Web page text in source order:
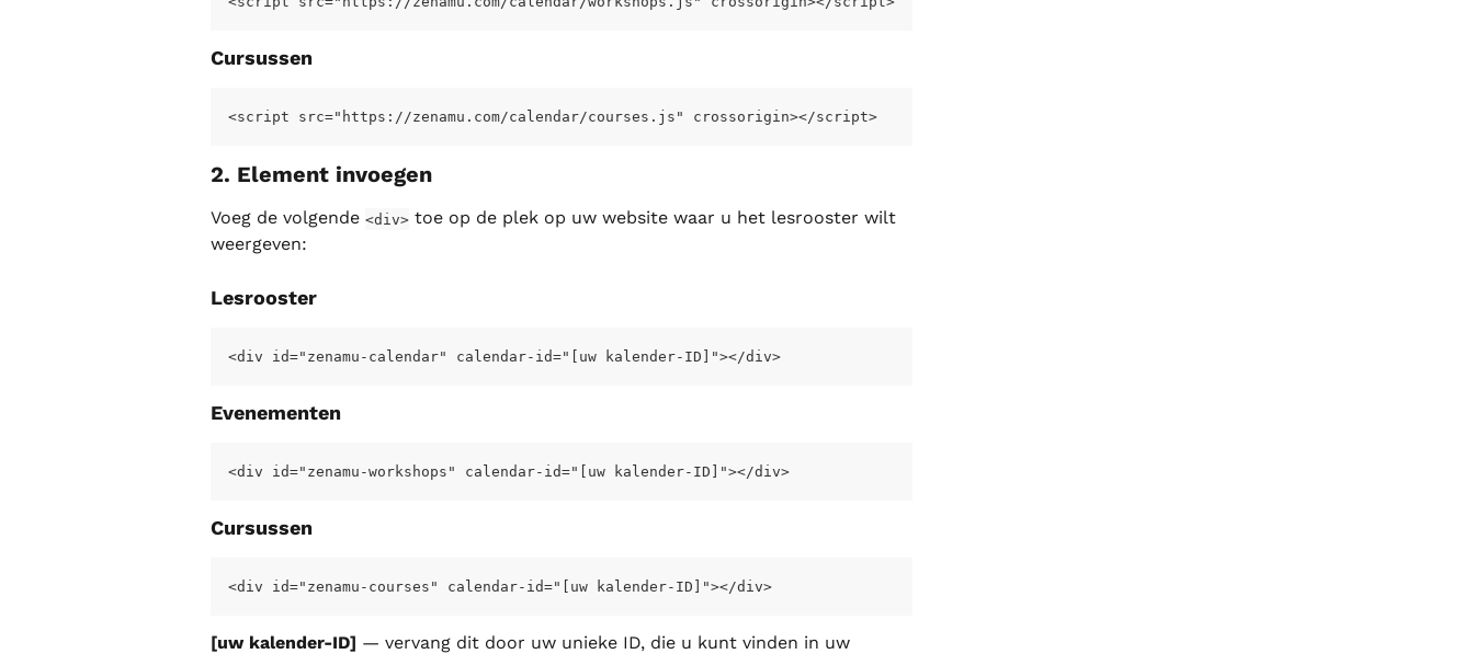
Cursussen
<script src="https://zenamu.com/calendar/courses.js" crossorigin></script>
2. Element invoegen
Voeg de volgende <div> toe op de plek op uw website waar u het lesrooster wilt
weergeven:
Lesrooster
<div id="zenamu-calendar" calendar-id="[uw kalender-ID]"></div>
Evenementen
<div id="zenamu-workshops" calendar-id="[uw kalender-ID]"></div>
Cursussen
<div id="zenamu-courses" calendar-id="[uw kalender-ID]"></div>
[uw kalender-ID] — vervang dit door uw unieke ID, die u kunt vinden in uw